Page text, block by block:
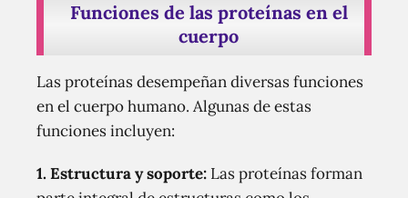
Funciones de las proteínas en el
cuerpo
Las proteínas desempeñan diversas funciones
en el cuerpo humano. Algunas de estas
funciones incluyen:
1. Estructura y soporte: Las proteínas forman